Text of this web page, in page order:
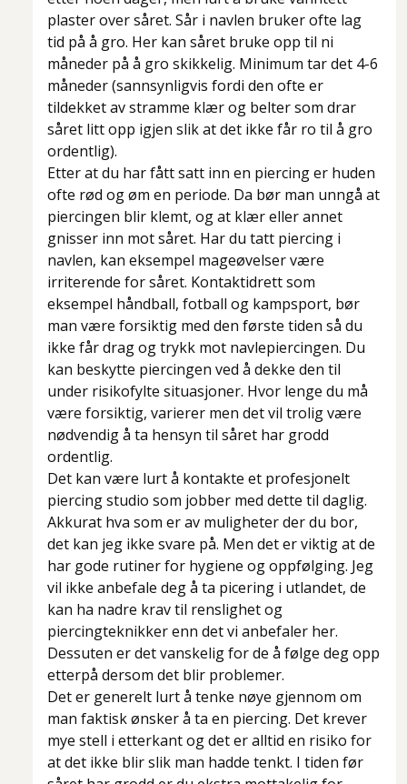
plaster over såret. Sår i navlen bruker ofte lag
tid på å gro. Her kan såret bruke opp til ni
måneder på å gro skikkelig. Minimum tar det 4-6
måneder (sannsynligvis fordi den ofte er
tildekket av stramme klær og belter som drar
såret litt opp igjen slik at det ikke får ro til å gro
ordentlig).
Etter at du har fått satt inn en piercing er huden
ofte rød og øm en periode. Da bør man unngå at
piercingen blir klemt, og at klær eller annet
gnisser inn mot såret. Har du tatt piercing i
navlen, kan eksempel mageøvelser være
irriterende for såret. Kontaktidrett som
eksempel håndball, fotball og kampsport, bør
man være forsiktig med den første tiden så du
ikke får drag og trykk mot navlepiercingen. Du
kan beskytte piercingen ved å dekke den til
under risikofylte situasjoner. Hvor lenge du må
være forsiktig, varierer men det vil trolig være
nødvendig å ta hensyn til såret har grodd
ordentlig.
Det kan være lurt å kontakte et profesjonelt
piercing studio som jobber med dette til daglig.
Akkurat hva som er av muligheter der du bor,
det kan jeg ikke svare på. Men det er viktig at de
har gode rutiner for hygiene og oppfølging. Jeg
vil ikke anbefale deg å ta picering i utlandet, de
kan ha nadre krav til renslighet og
piercingteknikker enn det vi anbefaler her.
Dessuten er det vanskelig for de å følge deg opp
etterpå dersom det blir problemer.
Det er generelt lurt å tenke nøye gjennom om
man faktisk ønsker å ta en piercing. Det krever
mye stell i etterkant og det er alltid en risiko for
at det ikke blir slik man hadde tenkt. I tiden før